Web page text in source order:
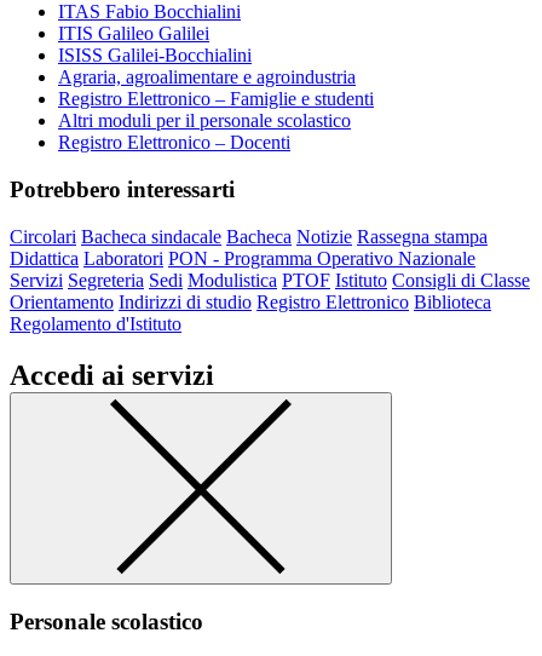
ITAS Fabio Bocchialini
ITIS Galileo Galilei
ISISS Galilei-Bocchialini
Agraria, agroalimentare e agroindustria
Registro Elettronico – Famiglie e studenti
Altri moduli per il personale scolastico
Registro Elettronico – Docenti
Potrebbero interessarti
Circolari Bacheca sindacale Bacheca Notizie Rassegna stampa
Didattica Laboratori PON - Programma Operativo Nazionale
Servizi Segreteria Sedi Modulistica PTOF Istituto Consigli di Classe
Orientamento Indirizzi di studio Registro Elettronico Biblioteca
Regolamento d'Istituto
Accedi ai servizi
Personale scolastico